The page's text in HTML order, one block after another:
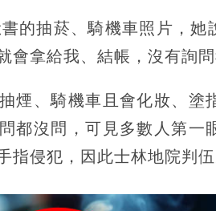
的抽菸、騎機車照片，
會拿給我、結帳，沒有詢問
煙、騎機車且會化妝、
都沒問，可見多數人第
指侵犯，因此士林地院判伍